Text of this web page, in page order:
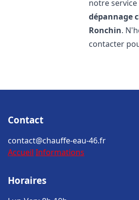
notre service
dépannage
Ronchin.
contacter
Contact
contact@chauffe-eau-46.fr
Accueil Informations
Horaires